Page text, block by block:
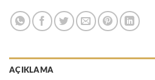
AÇIKLAMA